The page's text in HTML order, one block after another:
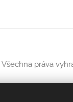
| Všechna práva